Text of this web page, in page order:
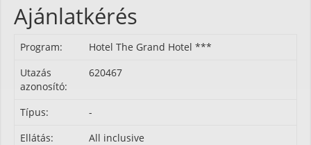
Ajánlatkérés
Program:
Hotel The Grand Hotel ***
Utazás
azonosító:
620467
Típus:
-
Ellátás:
All inclusive